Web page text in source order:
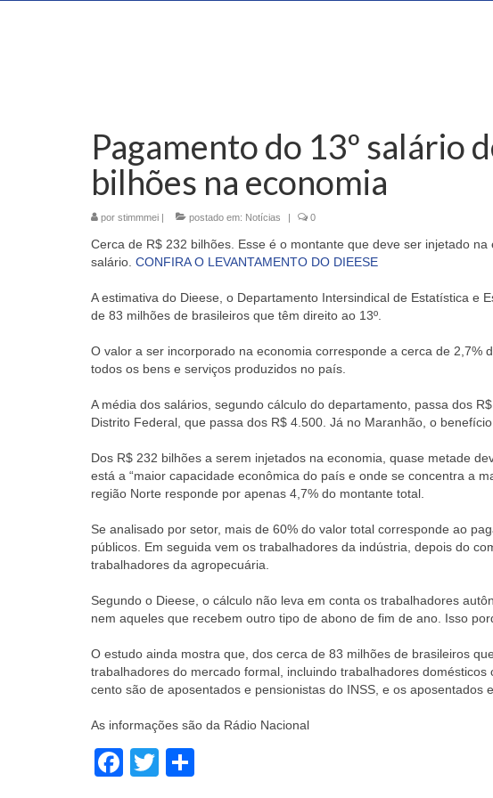
Pagamento do 13º salário
bilhões na economia
por stimmmei | postado em: Notícias | 0
Cerca de R$ 232 bilhões. Esse é o montante que deve ser injetado
salário. CONFIRA O LEVANTAMENTO DO DIEESE
A estimativa do Dieese, o Departamento Intersindical de Estatística e
de 83 milhões de brasileiros que têm direito ao 13º.
O valor a ser incorporado na economia corresponde a cerca de 2,7%
todos os bens e serviços produzidos no país.
A média dos salários, segundo cálculo do departamento, passa dos
Distrito Federal, que passa dos R$ 4.500. Já no Maranhão, o
Dos R$ 232 bilhões a serem injetados na economia, quase metade
está a “maior capacidade econômica do país e onde se concentra a
região Norte responde por apenas 4,7% do montante total.
Se analisado por setor, mais de 60% do valor total corresponde ao
públicos. Em seguida vem os trabalhadores da indústria, depois do
trabalhadores da agropecuária.
Segundo o Dieese, o cálculo não leva em conta os trabalhadores
nem aqueles que recebem outro tipo de abono de fim de ano. Isso
O estudo ainda mostra que, dos cerca de 83 milhões de brasileiros
trabalhadores do mercado formal, incluindo trabalhadores
cento são de aposentados e pensionistas do INSS, e os aposentados
As informações são da Rádio Nacional
Facebook
Twitter